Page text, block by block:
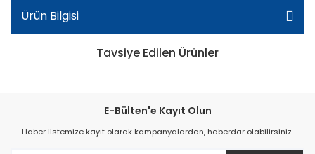
Ürün Bilgisi
Tavsiye Edilen Ürünler
E-Bülten'e Kayıt Olun
Haber listemize kayıt olarak kampanyalardan, haberdar olabilirsiniz.